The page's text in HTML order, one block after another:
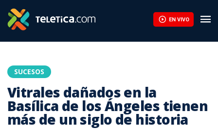
EN VIVO
SUCESOS
Vitrales dañados en la
Basílica de los Ángeles tienen
más de un siglo de historia